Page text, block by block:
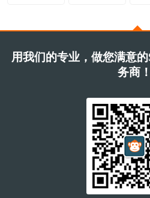
用我们的专业，做您满意
务商！